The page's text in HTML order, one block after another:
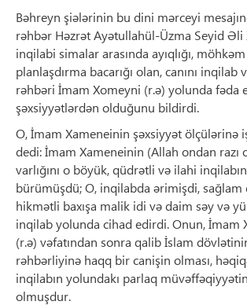
Bəhreyn şiələrinin bu dini mərceyi
rəhbər Həzrət Ayətullahül-Üzma Seyid Əli
inqilabi simalar arasında ayıqlığı,
planlaşdırma bacarığı olan, canını inqilab
rəhbəri İmam Xomeyni (r.ə) yolunda fəda
şəxsiyyətlərdən olduğunu bildirdi.
O, İmam Xameneinin şəxsiyyət ölçülərinə
dedi: İmam Xameneinin (Allah ondan razı
varlığını o böyük, qüdrətli və ilahi
bürümüşdü; O, inqilabda ərimişdi, sağlam
hikmətli baxışa malik idi və daim səy və
inqilab yolunda cihad edirdi. Onun, İmam
(r.ə) vəfatından sonra qalib İslam
rəhbərliyinə haqq bir canişin olması,
inqilabın yolundakı parlaq müvəffəqiyyətin
olmuşdur.